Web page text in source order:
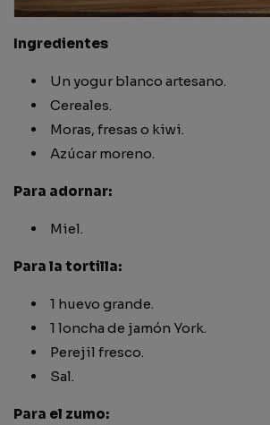
Ingredientes
Un yogur blanco artesano.
Cereales.
Moras, fresas o kiwi.
Azúcar moreno.
Para adornar:
Miel.
Para la tortilla:
1 huevo grande.
1 loncha de jamón York.
Perejil fresco.
Sal.
Para el zumo: